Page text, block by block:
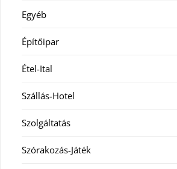
Egyéb
Építőipar
Étel-Ital
Szállás-Hotel
Szolgáltatás
Szórakozás-Játék